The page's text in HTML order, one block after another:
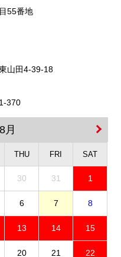
55番地
山田4-39-18
370
月
THU FRI SAT
30 31 1
6 7 8
13 14 15
20 21 22